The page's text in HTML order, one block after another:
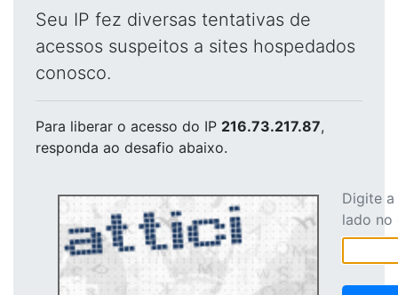
Seu IP fez diversas tentativas de
acessos suspeitos a sites hospedados
conosco.
Para liberar o acesso do IP 216.73.217.87,
responda ao desafio abaixo.
Digite
lado no